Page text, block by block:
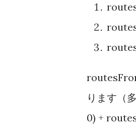
ります（
0) +